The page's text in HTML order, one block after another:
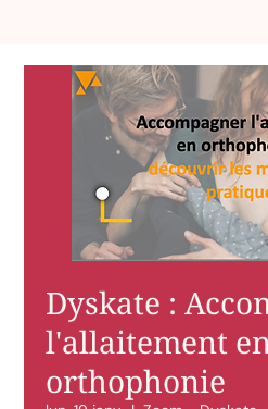
Dyskate :
l'allaitement
orthophonie